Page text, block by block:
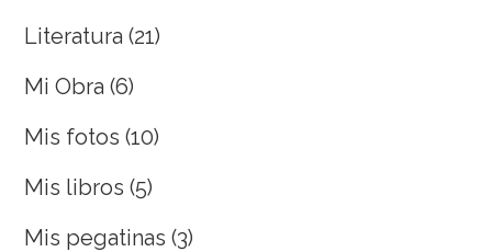
Literatura (21)
Mi Obra (6)
Mis fotos (10)
Mis libros (5)
Mis pegatinas (3)